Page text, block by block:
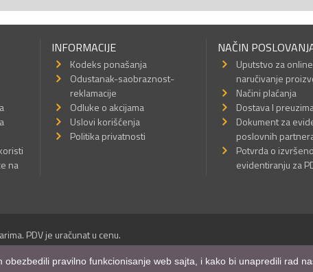
na
INFORMACIJE
Kodeks ponašanja
Odustanak-saobraznost-
reklamacije
Odluke o akcijama
Uslovi korišćenja
Politika privatnosti
NAČIN
Uputstvo za online
naručivanje
Načini plaćanja
Dostava I
Dokument za
poslovnih
Potvrda o
evidentiranju za
PDV je uračunat u cenu.
prava su zadržana.
Internet prodavnice,Izrada sajtaimobilnih aplikacijai SEO optimizacija
pravilno funkcionisanje web sajta, i kako bi unapredili rad